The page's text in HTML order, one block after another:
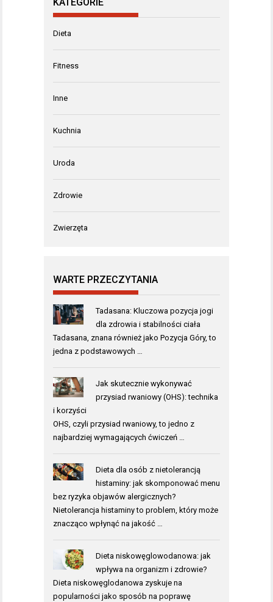
Dieta
Fitness
Inne
Kuchnia
Uroda
Zdrowie
Zwierzęta
WARTE PRZECZYTANIA
Tadasana: Kluczowa pozycja jogi
dla zdrowia i stabilności ciała
Tadasana, znana również jako Pozycja Góry, to
jedna z podstawowych …
Jak skutecznie wykonywać
przysiad rwaniowy (OHS): technika
i korzyści
OHS, czyli przysiad rwaniowy, to jedno z
najbardziej wymagających ćwiczeń …
Dieta dla osób z nietolerancją
histaminy: jak skomponować menu
bez ryzyka objawów alergicznych?
Nietolerancja histaminy to problem, który może
znacząco wpłynąć na jakość …
Dieta niskowęglowodanowa: jak
wpływa na organizm i zdrowie?
Dieta niskowęglodanowa zyskuje na
popularności jako sposób na poprawę